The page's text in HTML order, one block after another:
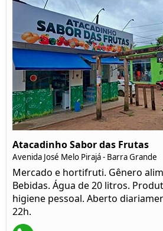
Atacadinho Sabor das Frutas
Avenida José Melo Pirajá - Barra Grande
Mercado e hortifruti. Gênero
Bebidas. Água de 20 litros.
higiene pessoal. Aberto
22h.